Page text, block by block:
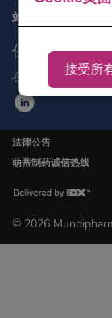
接受所
站点地图
保持联系
在社交媒体领英上
法律公告
萌蒂制药诚信热线
© 2026